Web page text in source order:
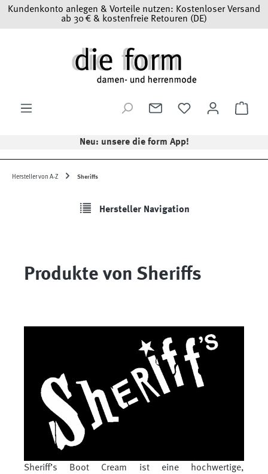
Zum Hauptinhalt springen
Kundenkonto anlegen & Vorteile nutzen: Kostenloser Versand
ab 30 € & kostenfreie Retouren (DE)
Neu: unsere die form App!
Hersteller von A-Z Sheriffs
Hersteller Navigation
Produkte von Sheriffs
Sheriff’s Boot Cream ist eine hochwertige,